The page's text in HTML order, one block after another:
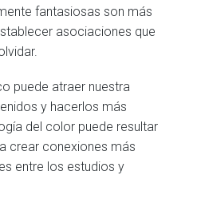
fantasiosas son más
asociaciones que
puede atraer nuestra
y hacerlos más
del color puede resultar
crear conexiones más
entre los estudios y